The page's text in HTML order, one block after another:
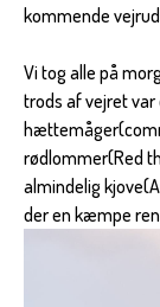
kommende
Vi tog alle på
trods af vejret
rødlommer(Red
almindelig
der en kæmpe